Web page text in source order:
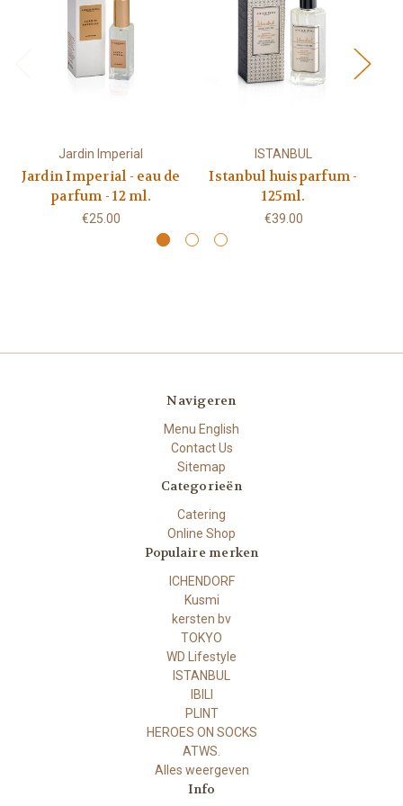
Jardin Imperial
Jardin Imperial - eau de
parfum - 12 ml.
€25.00
ISTANBUL
Istanbul huisparfum -
125ml.
€39.00
Navigeren
Menu English
Contact Us
Sitemap
Categorieën
Catering
Online Shop
Populaire merken
ICHENDORF
Kusmi
kersten bv
TOKYO
WD Lifestyle
ISTANBUL
IBILI
PLINT
HEROES ON SOCKS
ATWS.
Alles weergeven
Info